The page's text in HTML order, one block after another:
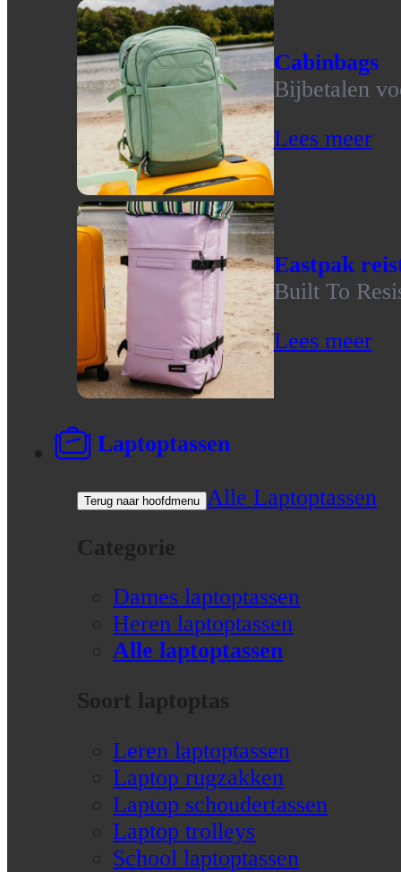
Cabinbags
Bijbetalen
Lees meer
Eastpak
Built To
Lees meer
Laptoptassen
Terug naar hoofdmenu Alle Laptoptassen
Categorie
Dames laptoptassen
Heren laptoptassen
Alle laptoptassen
Soort laptoptas
Leren laptoptassen
Laptop rugzakken
Laptop schoudertassen
Laptop trolleys
School laptoptassen